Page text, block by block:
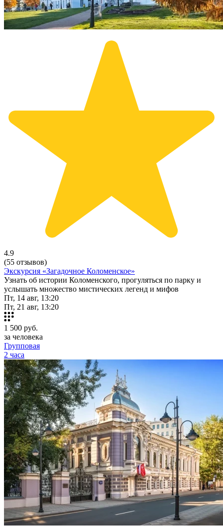
4.9
(55 отзывов)
Экскурсия «Загадочное Коломенское»
Узнать об истории Коломенского, прогуляться по парку и
услышать множество мистических легенд и мифов
Пт, 14 авг, 13:20
Пт, 21 авг, 13:20
1 500 руб.
за человека
Групповая
2 часа